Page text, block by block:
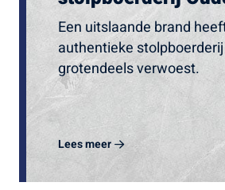
Een uitslaande brand
authentieke
grotendeels verwoest.
Lees meer